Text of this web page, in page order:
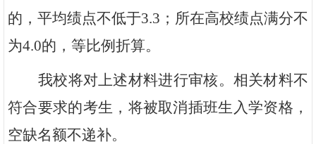
的，平均绩点不低于3.3；所在高校绩点满分不
为4.0的，等比例折算。
我校将对上述材料进行审核。相关材料不
符合要求的考生，将被取消插班生入学资格，
空缺名额不递补。